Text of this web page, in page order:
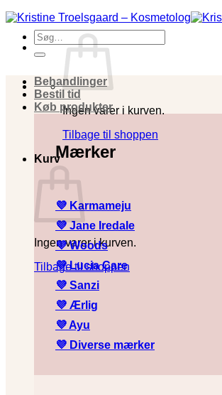
Fortsæt
til
indholdSøg
efter:
Ingen varer i kurven.
Tilbage til shoppen
Kurv
Ingen varer i kurven.
Tilbage til shoppen
Behandlinger
Bestil tid
Køb produkter
Mærker
💜 Karmameju
💜Jane Iredale
💜Woods
💜Lucia Care
💜 Sanzi
💜 Ærlig
💜 Ayu
💜 Diverse mærker